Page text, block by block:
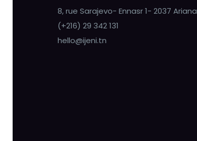
8, rue Sarajevo- Ennasr 1- 2037 Ariana
(+216) 29 342 131
hello@ijeni.tn